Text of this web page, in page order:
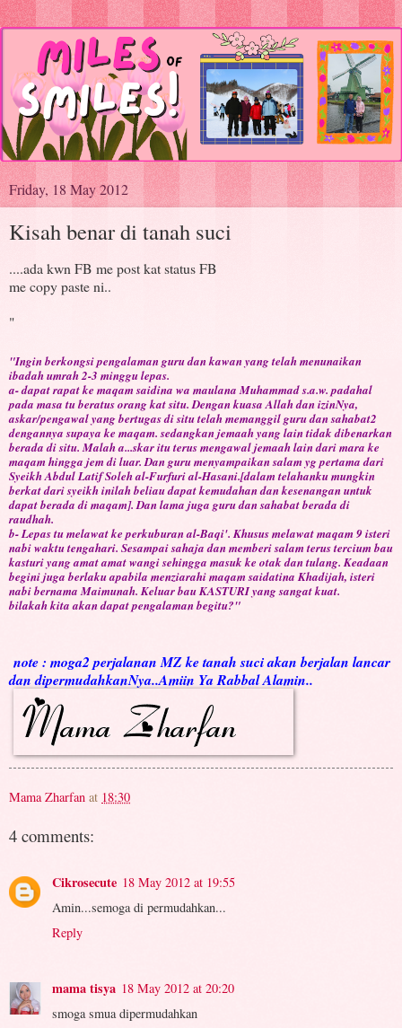
Friday, 18 May 2012
Kisah benar di tanah suci
....ada kwn FB me post kat status FB
me copy paste ni..
"
"Ingin berkongsi pengalaman guru dan kawan yang telah menunaikan
ibadah umrah 2-3 minggu lepas.
a- dapat rapat ke maqam saidina wa maulana Muhammad s.a.w. padahal
pada masa tu beratus orang kat situ. Dengan kuasa Allah dan izinNya,
askar/pengawal yang bertugas di situ telah memanggil guru dan sahabat2
dengannya supaya ke maqam. sedangkan jemaah yang lain tidak dibenarkan
berada di situ. Malah a...skar itu terus mengawal jemaah lain dari mara ke
maqam hingga jem di luar. Dan guru menyampaikan salam yg pertama dari
Syeikh Abdul Latif Soleh al-Furfuri al-Hasani.[dalam telahanku mungkin
berkat dari syeikh inilah beliau dapat kemudahan dan kesenangan untuk
dapat berada di maqam]. Dan lama juga guru dan sahabat berada di
raudhah.
b- Lepas tu melawat ke perkuburan al-Baqi'. Khusus melawat maqam 9 isteri
nabi waktu tengahari. Sesampai sahaja dan memberi salam terus tercium bau
kasturi yang amat amat wangi sehingga masuk ke otak dan tulang. Keadaan
begini juga berlaku apabila menziarahi maqam saidatina Khadijah, isteri
nabi bernama Maimunah. Keluar bau KASTURI yang sangat kuat.
bilakah kita akan dapat pengalaman begitu?"
note : moga2 perjalanan MZ ke tanah suci akan berjalan lancar
dan dipermudahkanNya..Amiin Ya Rabbal Alamin..
Mama Zharfan at 18:30
4 comments:
Cikrosecute 18 May 2012 at 19:55
Amin...semoga di permudahkan...
Reply
mama tisya 18 May 2012 at 20:20
smoga smua dipermudahkan